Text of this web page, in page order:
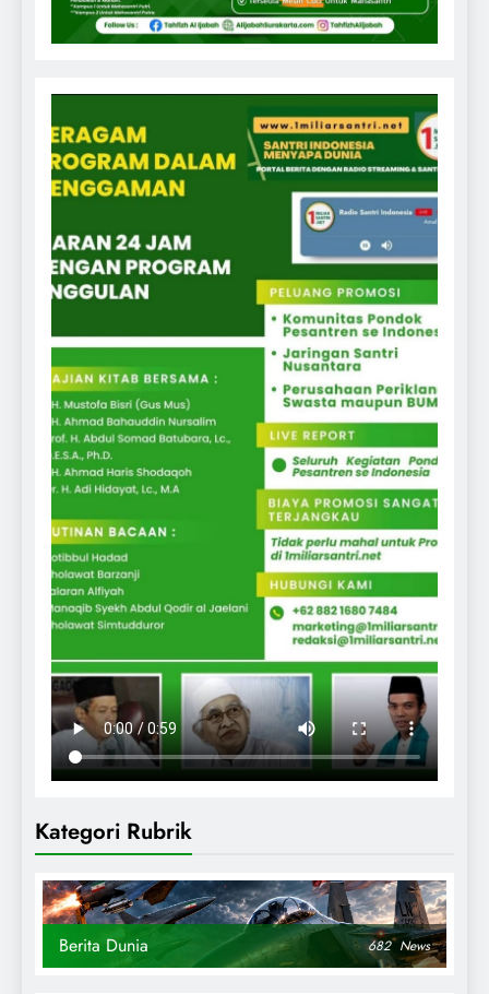
Kategori Rubrik
Berita Dunia 682 News